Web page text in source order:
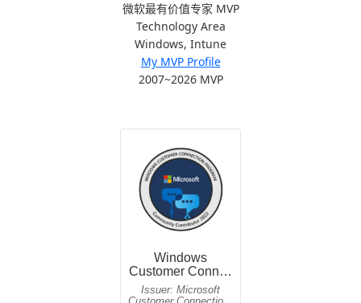
微软最有价值专家 MVP
Technology Area
Windows, Intune
My MVP Profile
2007~2026 MVP